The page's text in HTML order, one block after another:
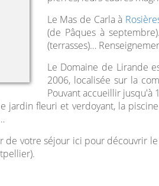
Le Mas de Carla à
(de Pâques à
(terrasses)…
Le Domaine de Lirande
2006, localisée sur la
Pouvant accueillir
jardin fleuri et verdoyant, la
de votre séjour ici pour découvrir